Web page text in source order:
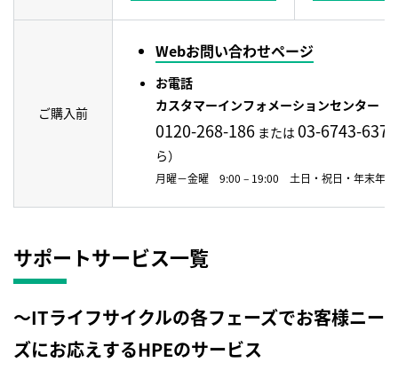
ご購入前
Webお問い合わせページ
お電話
カスタマーインフォメーションセンター
0120-268-186 または 03-6743-6370
ら）
月曜－金曜 9:00 – 19:00 土日・祝日・年末年
サポートサービス一覧
〜ITライフサイクルの各フェーズでお客様ニー
ズにお応えするHPEのサービス